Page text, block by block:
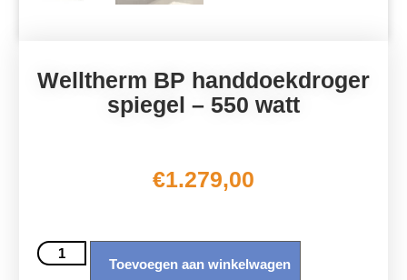
Welltherm BP handdoekdroger
spiegel – 550 watt
€1.279,00
Toevoegen aan winkelwagen